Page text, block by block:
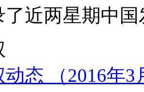
了近两星期中
动态 （2016年